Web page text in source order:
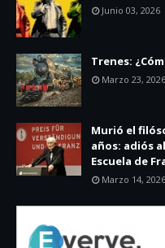
Junio 03, 2026
Trenes:
Marzo 23, 2026
Murió el
años: adiós
Escuela de
Marzo 14, 2026